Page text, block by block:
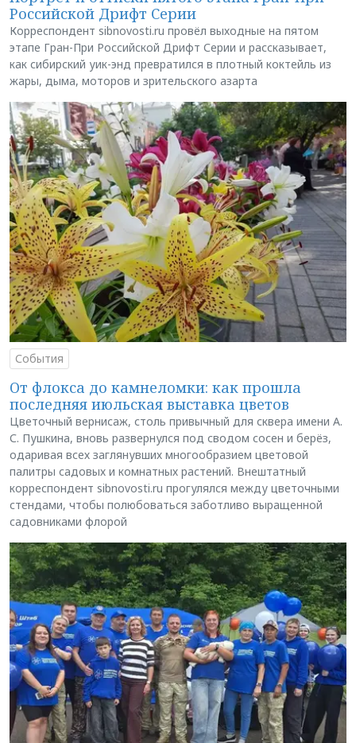
Российской Дрифт Серии
Корреспондент sibnovosti.ru провёл выходные на пятом
этапе Гран-При Российской Дрифт Серии и рассказывает,
как сибирский уик-энд превратился в плотный коктейль из
жары, дыма, моторов и зрительского азарта
События
От флокса до камнеломки: как прошла
последняя июльская выставка цветов
Цветочный вернисаж, столь привычный для сквера имени А.
С. Пушкина, вновь развернулся под сводом сосен и берёз,
одаривая всех заглянувших многообразием цветовой
палитры садовых и комнатных растений. Внештатный
корреспондент sibnovosti.ru прогулялся между цветочными
стендами, чтобы полюбоваться заботливо выращенной
садовниками флорой